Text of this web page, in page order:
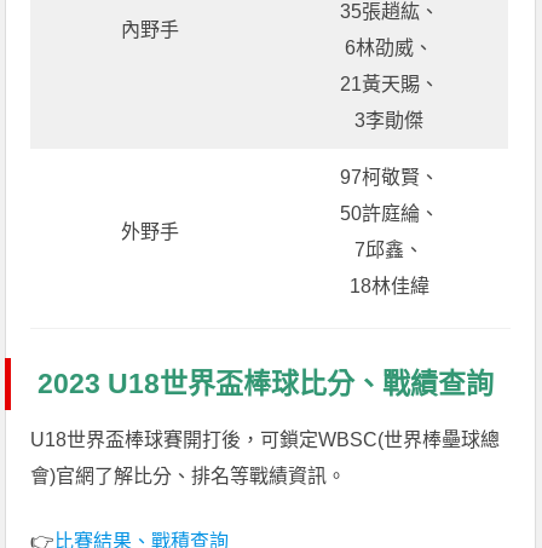
內野手
35張趙紘、
6林劭威、
21黃天賜、
3李勛傑
外野手
97柯敬賢、
50許庭綸、
7邱鑫、
18林佳緯
2023 U18世界盃棒球比分、戰績查詢
U18世界盃棒球賽開打後，可鎖定WBSC(世界棒壘球總
會)官網了解比分、排名等戰績資訊。
👉 比賽結果、戰積查詢